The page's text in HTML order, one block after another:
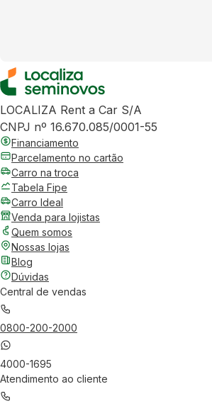
LOCALIZA Rent a Car S/A
CNPJ nº 16.670.085/0001-55
Financiamento
Parcelamento no cartão
Carro na troca
Tabela Fipe
Carro Ideal
Venda para lojistas
Quem somos
Nossas lojas
Blog
Dúvidas
Central de vendas
0800-200-2000
4000-1695
Atendimento ao cliente